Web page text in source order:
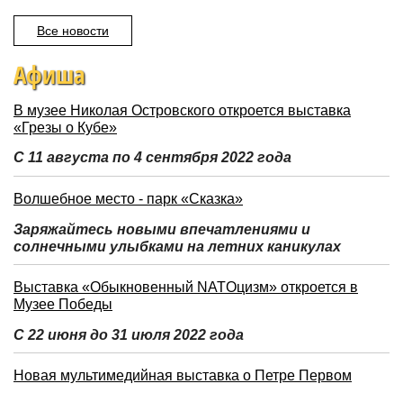
Все новости
Афиша
В музее Николая Островского откроется выставка
«Грезы о Кубе»
С 11 августа по 4 сентября 2022 года
Волшебное место - парк «Сказка»
Заряжайтесь новыми впечатлениями и
солнечными улыбками на летних каникулах
Выставка «Обыкновенный NATOцизм» откроется в
Музее Победы
С 22 июня до 31 июля 2022 года
Новая мультимедийная выставка о Петре Первом